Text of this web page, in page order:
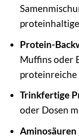
Protein-
Muffins oder
Trinkfertige
oder Dosen
Aminosäuren